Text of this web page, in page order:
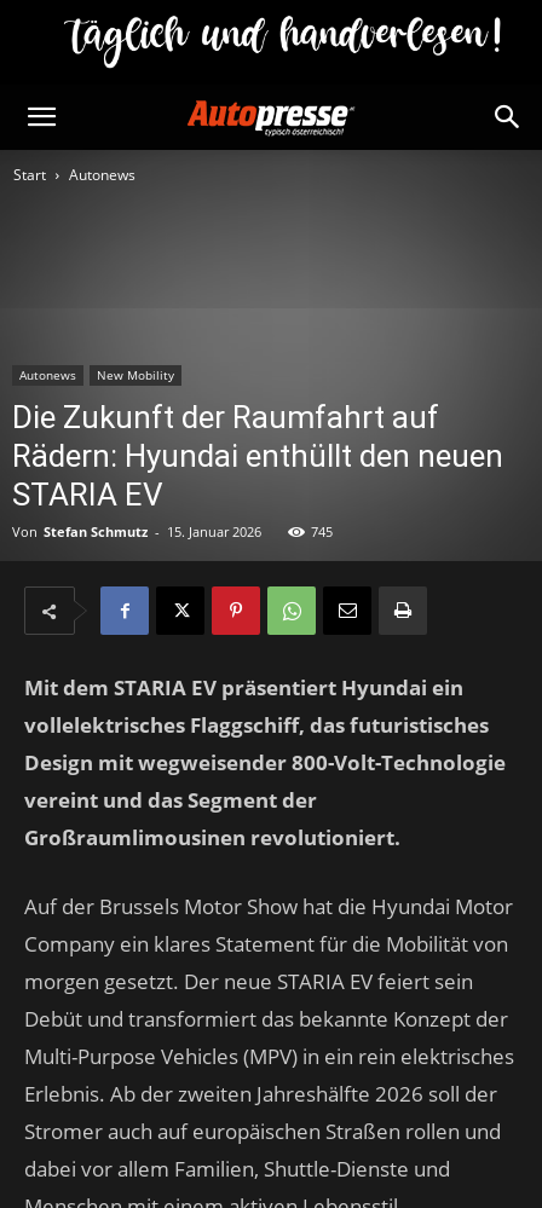
Start Autonews
Autonews New Mobility
Die Zukunft der Raumfahrt auf
Rädern: Hyundai enthüllt den neuen
STARIA EV
Von Stefan Schmutz - 15. Januar 2026 745
Mit dem STARIA EV präsentiert Hyundai ein
vollelektrisches Flaggschiff, das futuristisches
Design mit wegweisender 800-Volt-Technologie
vereint und das Segment der
Großraumlimousinen revolutioniert.
Auf der Brussels Motor Show hat die Hyundai Motor
Company ein klares Statement für die Mobilität von
morgen gesetzt. Der neue STARIA EV feiert sein
Debüt und transformiert das bekannte Konzept der
Multi-Purpose Vehicles (MPV) in ein rein elektrisches
Erlebnis. Ab der zweiten Jahreshälfte 2026 soll der
Stromer auch auf europäischen Straßen rollen und
dabei vor allem Familien, Shuttle-Dienste und